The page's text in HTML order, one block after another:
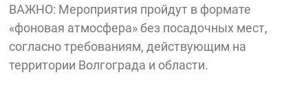
ВАЖНО: Мероприятия пройдут в формате
«фоновая атмосфера» без посадочных мест,
согласно требованиям, действующим на
территории Волгограда и области.